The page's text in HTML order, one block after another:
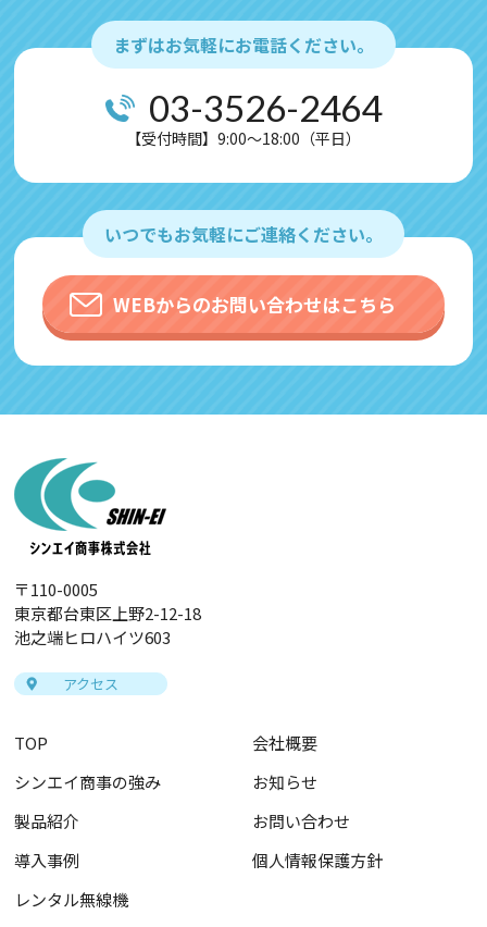
まずはお気軽にお電話ください。
03-3526-2464
【受付時間】9:00～18:00（平日）
いつでもお気軽にご連絡ください。
WEBからのお問い合わせはこちら
〒110-0005
東京都台東区上野2-12-18
池之端ヒロハイツ603
アクセス
TOP
シンエイ商事の強み
製品紹介
導入事例
レンタル無線機
会社概要
お知らせ
お問い合わせ
個人情報保護方針